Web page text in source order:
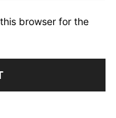
browser for the